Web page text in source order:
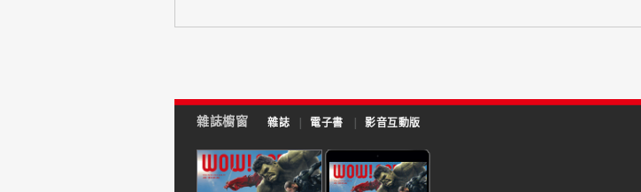
雜誌櫥窗 雜誌 | 電子書 | 影音互動版